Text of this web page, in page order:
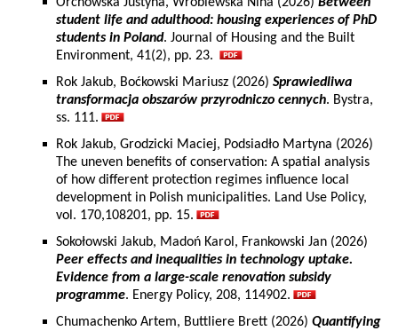
student life and adulthood: housing experiences of PhD
students in Poland. Journal of Housing and the Built
Environment, 41(2), pp. 23.
Rok Jakub, Boćkowski Mariusz (2026) Sprawiedliwa
transformacja obszarów przyrodniczo cennych. Bystra,
ss. 111.
Rok Jakub, Grodzicki Maciej, Podsiadło Martyna (2026)
The uneven benefits of conservation: A spatial analysis
of how different protection regimes influence local
development in Polish municipalities. Land Use Policy,
vol. 170,108201, pp. 15.
Sokołowski Jakub, Madoń Karol, Frankowski Jan (2026)
Peer effects and inequalities in technology uptake.
Evidence from a large-scale renovation subsidy
programme. Energy Policy, 208, 114902.
Chumachenko Artem, Buttliere Brett (2026) Quantifying